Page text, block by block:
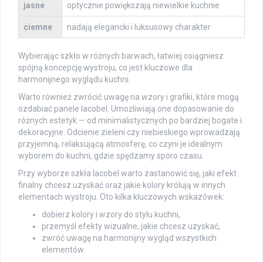
jasne optycznie powiększają niewielkie kuchnie
ciemne nadają elegancki i luksusowy charakter
Wybierając szkło w różnych barwach, łatwiej osiągniesz
spójną koncepcję wystroju, co jest kluczowe dla
harmonijnego wyglądu kuchni.
Warto również zwrócić uwagę na wzory i grafiki, które mogą
ozdabiać panele lacobel. Umożliwiają one dopasowanie do
różnych estetyk — od minimalistycznych po bardziej bogate i
dekoracyjne. Odcienie zieleni czy niebieskiego wprowadzają
przyjemną, relaksującą atmosferę, co czyni je idealnym
wyborem do kuchni, gdzie spędzamy sporo czasu.
Przy wyborze szkła lacobel warto zastanowić się, jaki efekt
finalny chcesz uzyskać oraz jakie kolory królują w innych
elementach wystroju. Oto kilka kluczowych wskazówek:
dobierz kolory i wzory do stylu kuchni,
przemyśl efekty wizualne, jakie chcesz uzyskać,
zwróć uwagę na harmonijny wygląd wszystkich
elementów.